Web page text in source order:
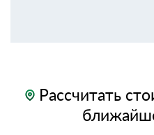
Рассчитать